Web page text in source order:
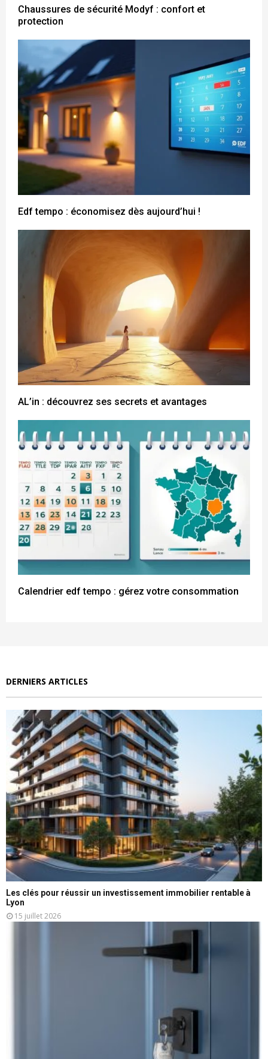
Chaussures de sécurité Modyf : confort et
protection
Edf tempo : économisez dès aujourd’hui !
AL’in : découvrez ses secrets et avantages
Calendrier edf tempo : gérez votre consommation
DERNIERS ARTICLES
Les clés pour réussir un investissement immobilier rentable à
Lyon
15 juillet 2026